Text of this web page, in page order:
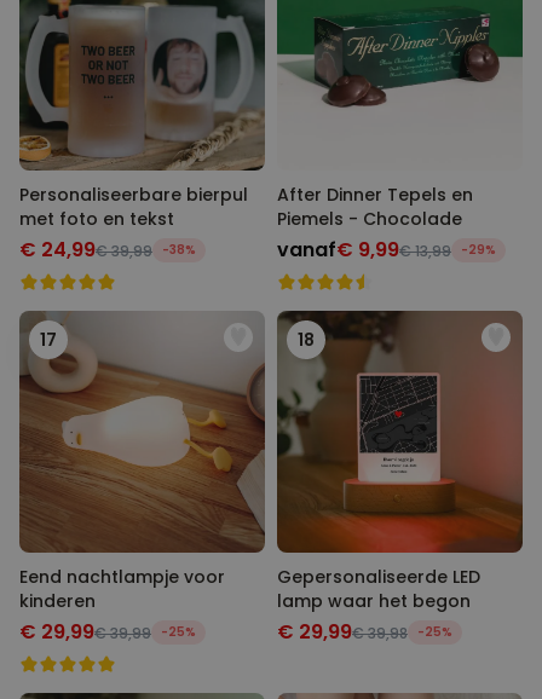
Personaliseerbare bierpul
met foto en tekst
€ 24,99€ 39,99 -38%
After Dinner Tepels en
Piemels - Chocolade
vanaf€ 9,99€ 13,99 -29%
17
Eend nachtlampje voor
kinderen
€ 29,99€ 39,99 -25%
18
Gepersonaliseerde LED
lamp waar het begon
€ 29,99€ 39,98 -25%